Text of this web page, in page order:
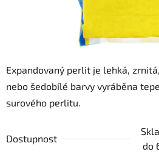
Expandovaný perlit je lehká,
nebo šedobílé barvy vyráběna
surového perlitu.
Dostupnost
do